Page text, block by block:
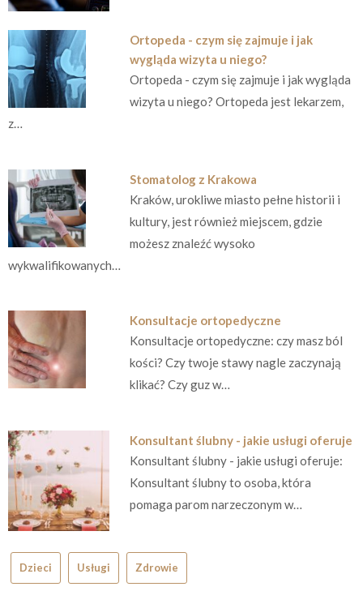
Ortopeda - czym się zajmuje i jak
wygląda wizyta u niego?
Ortopeda - czym się zajmuje i jak wygląda
wizyta u niego? Ortopeda jest lekarzem,
z…
Stomatolog z Krakowa
Kraków, urokliwe miasto pełne historii i
kultury, jest również miejscem, gdzie
możesz znaleźć wysoko
wykwalifikowanych…
Konsultacje ortopedyczne
Konsultacje ortopedyczne: czy masz ból
kości? Czy twoje stawy nagle zaczynają
klikać? Czy guz w…
Konsultant ślubny - jakie usługi oferuje
Konsultant ślubny - jakie usługi oferuje:
Konsultant ślubny to osoba, która
pomaga parom narzeczonym w…
Dzieci Usługi Zdrowie